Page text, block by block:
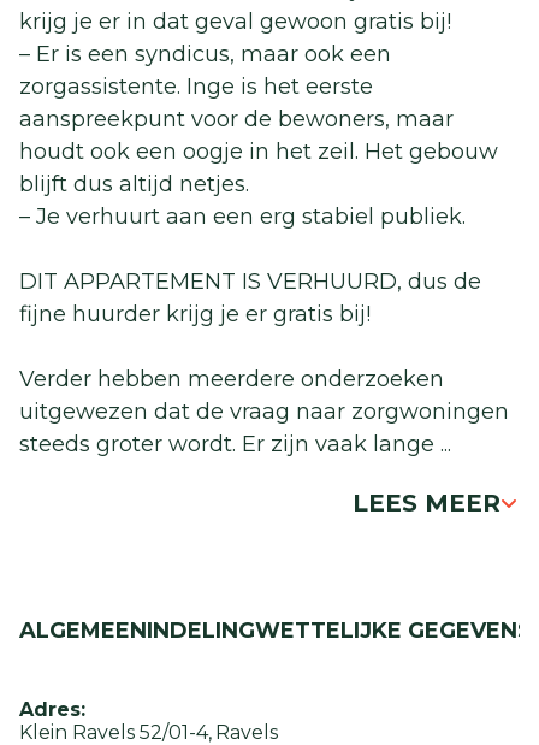
krijg je er in dat geval gewoon gratis bij!
– Er is een syndicus, maar ook een
zorgassistente. Inge is het eerste
aanspreekpunt voor de bewoners, maar
houdt ook een oogje in het zeil. Het gebouw
blijft dus altijd netjes.
– Je verhuurt aan een erg stabiel publiek.
DIT APPARTEMENT IS VERHUURD, dus de
fijne huurder krijg je er gratis bij!
Verder hebben meerdere onderzoeken
uitgewezen dat de vraag naar zorgwoningen
steeds groter wordt. Er zijn vaak lange ...
LEES MEER
ALGEMEENINDELINGWETTELIJKE GEGEVENS
Adres:
Klein Ravels 52/01-4 Ravels